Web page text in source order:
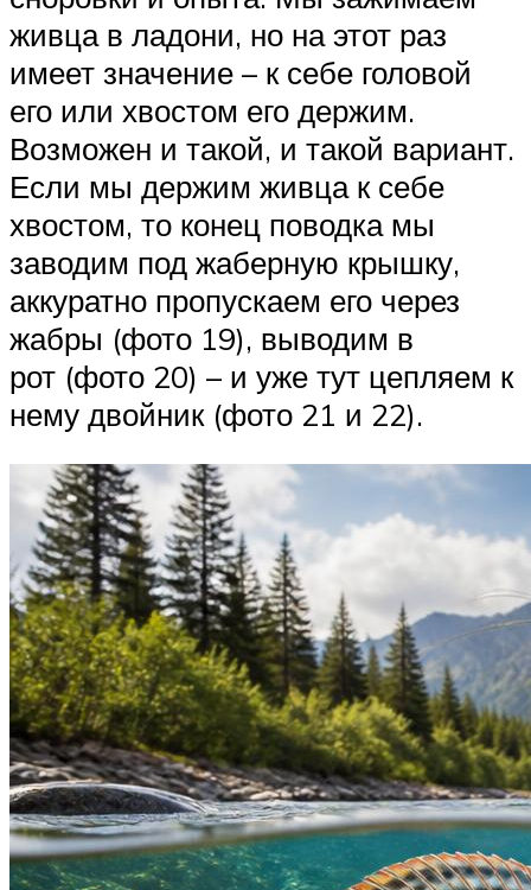
живца в ладони, но на этот раз
имеет значение – к себе головой
его или хвостом его держим.
Возможен и такой, и такой вариант.
Если мы держим живца к себе
хвостом, то конец поводка мы
заводим под жаберную крышку,
аккуратно пропускаем его через
жабры (фото 19), выводим в
рот (фото 20) – и уже тут цепляем к
нему двойник (фото 21 и 22).